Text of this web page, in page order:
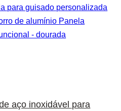
para guisado personalizada
de alumínio Panela
- dourada
aço inoxidável para